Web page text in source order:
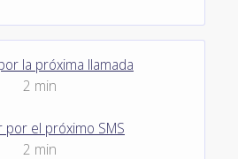
la próxima llamada
2 min
por el próximo SMS
2 min